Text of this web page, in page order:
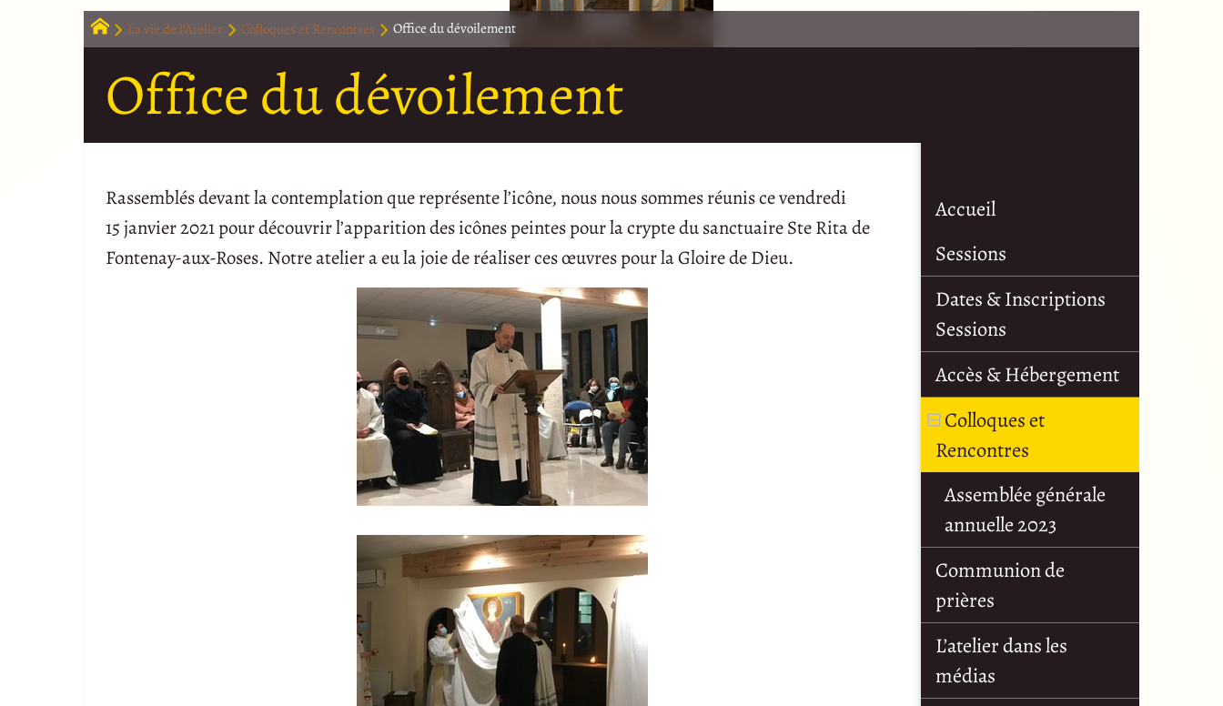
La vie de l’Atelier Colloques et Rencontres Office du dévoilement
Office du dévoilement
Rassemblés devant la contemplation que représente l’icône, nous nous sommes réunis ce vendredi
15 janvier 2021 pour découvrir l’apparition des icônes peintes pour la crypte du sanctuaire Ste Rita de
Fontenay-aux-Roses. Notre atelier a eu la joie de réaliser ces œuvres pour la Gloire de Dieu.
Accueil
Sessions
Dates & Inscriptions
Sessions
Accès & Hébergement
Colloques et
Rencontres
Assemblée générale
annuelle 2023
Communion de
prières
L’atelier dans les
médias